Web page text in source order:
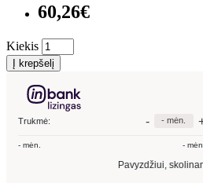
60,26€
Kiekis
Į krepšelį